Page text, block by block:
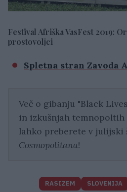
Festival Afriška VasFest 2019:
prostovoljci
Spletna stran Zavoda
Več o gibanju "Black
in izkušnjah temnopoltih
lahko preberete v julijski
Cosmopolitana!
RASIZEM SLOVENIJA